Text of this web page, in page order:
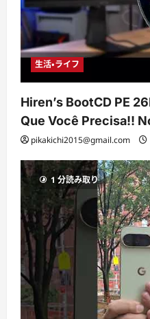
生活・ライフ
Hiren’s BootCD PE
Que Você Precisa!!
pikakichi2015@gmail.com
1 分読み取り